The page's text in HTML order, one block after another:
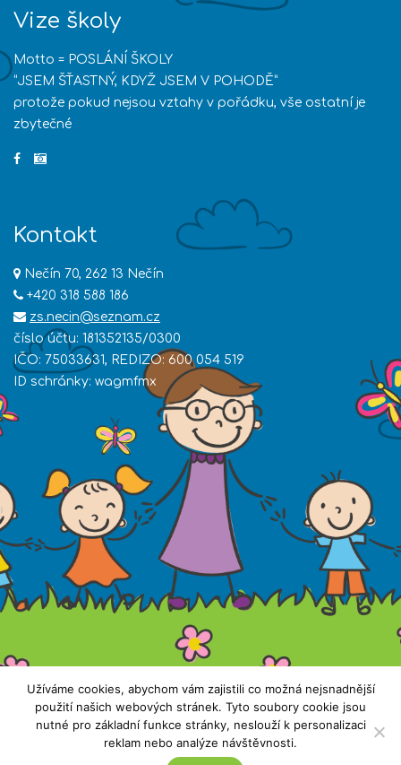
Vize školy
Motto = POSLÁNÍ ŠKOLY
“JSEM ŠŤASTNÝ, KDYŽ JSEM V POHODĚ”
protože pokud nejsou vztahy v pořádku, vše ostatní je
zbytečné
Kontakt
Nečín 70, 262 13 Nečín
+420 318 588 186
zs.necin@seznam.cz
číslo účtu: 181352135/0300
IČO: 75033631, REDIZO: 600 054 519
ID schránky: wagmfmx
Všechna práva vyhrazena. Copyright © 2019 ZŠ
Nečín |Přístupnost stránek
Užíváme cookies, abychom vám zajistili co možná nejsnadnější
použití našich webových stránek. Tyto soubory cookie jsou
nutné pro základní funkce stránky, neslouží k personalizaci
reklam nebo analýze návštěvnosti.